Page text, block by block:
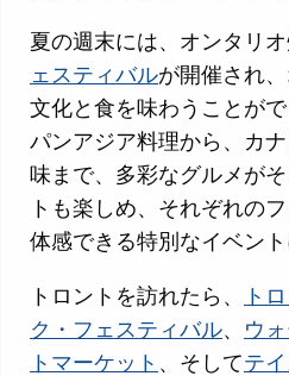
夏の週末には、オンタリ
ェスティバルが開催され
文化と食を味わうことが
パンアジア料理から、カ
味まで、多彩なグルメが
トも楽しめ、それぞれの
体感できる特別なイベント
トロントを訪れたら、
ト
ク・フェスティバル、 ウ
トマーケット 、そしてテ